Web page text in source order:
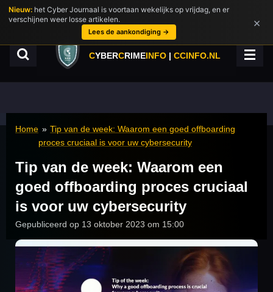
Ga
direct
hoofdinhoud
CYBERCRIMEINFO | CCINFO.NL
Home » Tip van de week: Waarom een goed offboarding
proces cruciaal is voor uw cybersecurity
Tip van de week: Waarom een
goed offboarding proces cruciaal
is voor uw cybersecurity
Gepubliceerd op 13 oktober 2023 om 15:00
Nieuw: het Cyber Journaal is voortaan wekelijks op vrijdag, en er
verschijnen weer losse artikelen.
Lees de aankondiging →
×